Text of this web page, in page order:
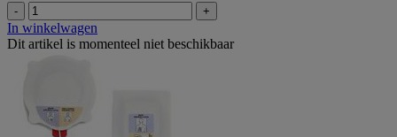
- +
In winkelwagen
Dit artikel is momenteel niet beschikbaar